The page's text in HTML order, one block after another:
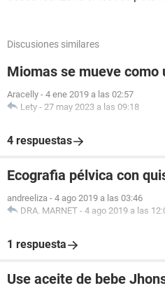
Discusiones similares
Miomas se mueve como
Aracelly - 4 ene 2019 a las 02:57
Lety - 27 may 2023 a las 09:18
4 respuestas
Ecografia pélvica con
andreeliza - 4 ago 2019 a las 03:46
DRA. MARNET - 4 ago 2019 a las
1 respuesta
Use aceite de bebe